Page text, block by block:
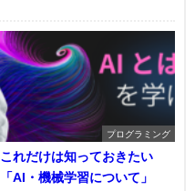
プログラミング
これだけは知っておきたい
「AI・機械学習について」